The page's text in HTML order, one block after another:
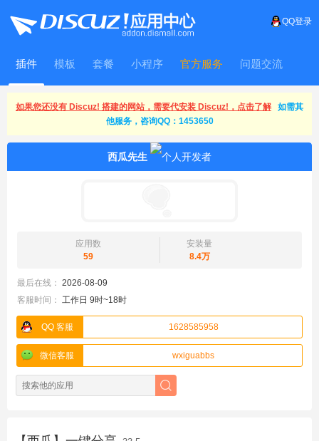
QQ登录
插件 模板 套餐 小程序 官方服务 问题交流
WitFrame
如果您还没有 Discuz! 搭建的网站，需要代安装 Discuz!，点击了解
如需其
他服务，咨询QQ：1453650
西瓜先生
应用数
59
安装量
8.4万
最后在线： 2026-08-09
客服时间： 工作日 9时~18时
QQ 客服 1628585958
微信客服 wxiguabbs